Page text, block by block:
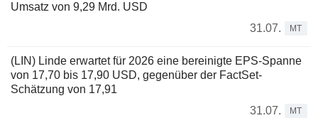
Umsatz von 9,29 Mrd. USD
31.07.
MT
(LIN) Linde erwartet für 2026 eine bereinigte EPS-Spanne
von 17,70 bis 17,90 USD, gegenüber der FactSet-
Schätzung von 17,91
31.07.
MT